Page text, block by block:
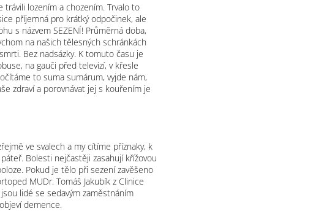
lozením a chozením. Trvalo to
příjemná pro krátký odpočinek, ale
s názvem SEZENÍ! Průměrná doba,
na našich tělesných schránkách
Bez nadsázky. K tomuto času je
na gauči před televizí, v křesle
to suma sumárum, vyjde nám,
zdraví a porovnávat jej s kouřením je
ve svalech a my cítíme příznaky, k
Bolesti nejčastěji zasahují křížovou
Pokud je tělo při sezení zavěšeno
MUDr. Tomáš Jakubík z Clinice
lidé se sedavým zaměstnáním
demence.